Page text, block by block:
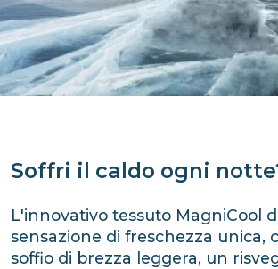
Soffri il caldo ogni
L'innovativo tessuto MagniCool
sensazione di freschezza unica,
soffio di brezza leggera, un